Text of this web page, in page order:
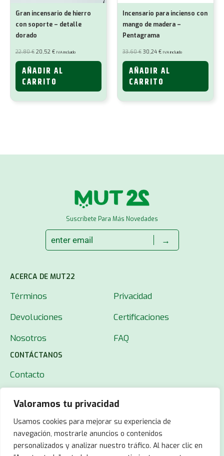
Valoramos tu privacidad
Usamos cookies para mejorar su experiencia de
navegación, mostrarle anuncios o contenidos
personalizados y analizar nuestro tráfico. Al hacer clic en
Gran incensario de hierro
con soporte – detalle
dorado
22,80€ El
precio
original
22,80 €.
20,52 €El
actual
20,52 €.
IVA incluido
AÑADIR AL
CARRITO
Incensario para incienso con
mango de madera –
Pentagrama
33,60€ El
precio
original
33,60 €.
30,24 €El
actual
30,24 €.
IVA incluido
AÑADIR AL
CARRITO
Suscríbete Para Más Novedades
→
ACERCA DE MUT22
Términos
Privacidad
Devoluciones
Certificaciones
Nosotros
FAQ
CONTÁCTANOS
Contacto